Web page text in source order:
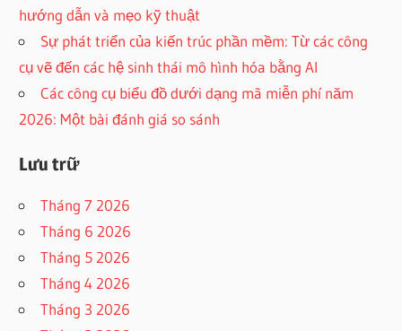
hướng dẫn và mẹo kỹ thuật
Sự phát triển của kiến trúc phần mềm: Từ các công
cụ vẽ đến các hệ sinh thái mô hình hóa bằng AI
Các công cụ biểu đồ dưới dạng mã miễn phí năm
2026: Một bài đánh giá so sánh
Lưu trữ
Tháng 7 2026
Tháng 6 2026
Tháng 5 2026
Tháng 4 2026
Tháng 3 2026